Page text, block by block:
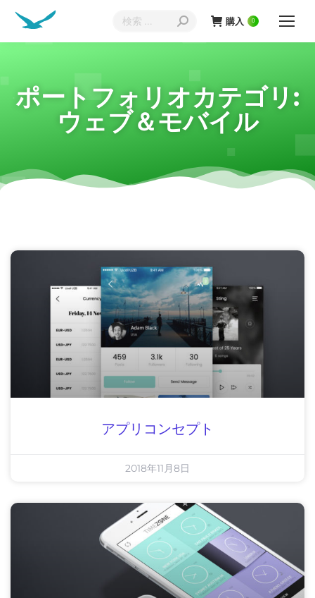
購入 0
ポートフォリオカテゴリ:
ウェブ＆モバイル
アプリコンセプト
2018年11月8日